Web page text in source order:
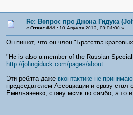
Re: Вопрос про Джона Гидука
« Ответ #44 :10 Апреля 2012, 08:04:00 »
Он пишет, что он член "Братства
"He is also a member of the Russian
http://johngiduck.com/pages/about
Эти ребята даже вконтактике не
председателем Ассоциации и сразу
Емельяненко, стану мсмк по самбо, а то